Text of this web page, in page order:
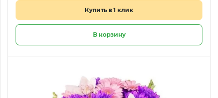
Купить в 1 клик
В корзину